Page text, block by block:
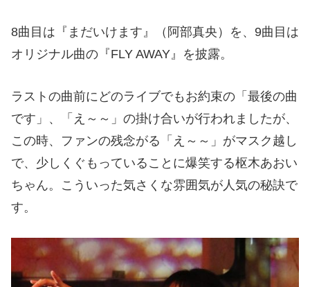
8曲目は『まだいけます』（阿部真央）を、 9曲目は
オリジナル曲の『FLY AWAY 』を披露。
ラストの曲前にどのライブでもお約束の「最後の曲
です」、「え～～」の掛け合いが行われましたが、
この時、ファンの残念がる「え～～」がマスク越し
で、少しくぐもっていることに爆笑する枢木あおい
ちゃん。こういった気さくな雰囲気が人気の秘訣で
す。